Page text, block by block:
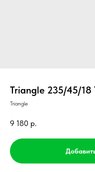
Triangle 235/45/
Triangle
9 180 р.